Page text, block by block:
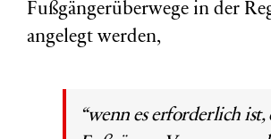
Fußgängerüberwege in der
angelegt werden,
“wenn es erforderlich ist,